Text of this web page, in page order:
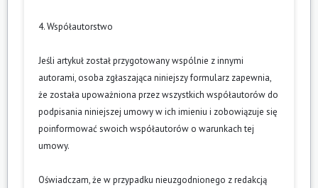
4. Współautorstwo
Jeśli artykuł został przygotowany wspólnie z innymi
autorami, osoba zgłaszająca niniejszy formularz zapewnia,
że została upoważniona przez wszystkich współautorów do
podpisania niniejszej umowy w ich imieniu i zobowiązuje się
poinformować swoich współautorów o warunkach tej
umowy.
Oświadczam, że w przypadku nieuzgodnionego z redakcją